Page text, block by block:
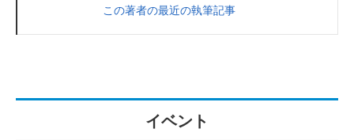
この著者の最近の執筆記事
イベント